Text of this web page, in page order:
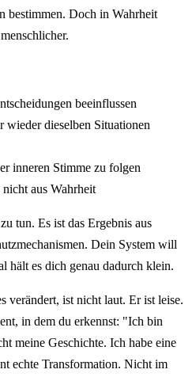
bestimmen. Doch in Wahrheit
beeinflussen
wieder dieselben Situationen
inneren Stimme zu folgen
aus Wahrheit
tun. Es ist das Ergebnis aus
Dein System will
hält es dich genau dadurch klein.
verändert, ist nicht laut. Er ist leise.
in dem du erkennst: "Ich bin
meine Geschichte. Ich habe eine
echte Transformation. Nicht im